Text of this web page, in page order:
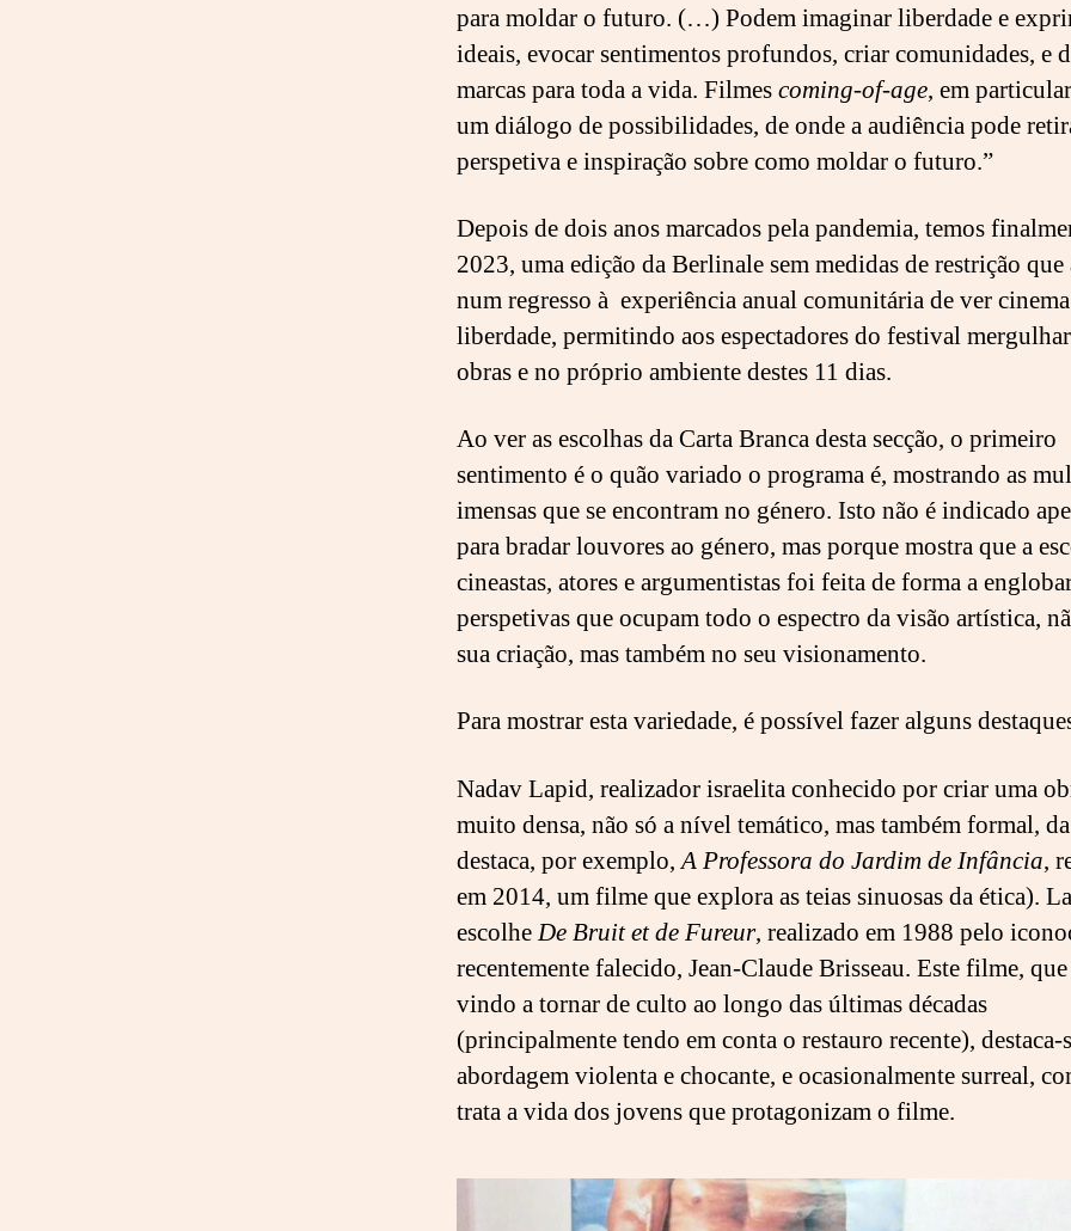
para moldar o futuro. (…) Podem imaginar liberdade e
ideais, evocar sentimentos profundos, criar comunidades, e
marcas para toda a vida. Filmescoming-of-age, em
um diálogo de possibilidades, de onde a audiência pode
perspetiva e inspiração sobre como moldar o futuro.”
Depois de dois anos marcados pela pandemia, temos
2023, uma edição da Berlinale sem medidas de restrição que
num regresso à experiência anual comunitária de ver
liberdade, permitindo aos espectadores do festival
obras e no próprio ambiente destes 11 dias.
Ao ver as escolhas da Carta Branca desta secção, o primeiro
sentimento é o quão variado o programa é, mostrando as
imensas que se encontram no género. Isto não é indicado
para bradar louvores ao género, mas porque mostra que a
cineastas, atores e argumentistas foi feita de forma a
perspetivas que ocupam todo o espectro da visão artística,
sua criação, mas também no seu visionamento.
Para mostrar esta variedade, é possível fazer alguns
Nadav Lapid, realizador israelita conhecido por criar uma
muito densa, não só a nível temático, mas também formal,
destaca, por exemplo,A Professora do Jardim de Infância,
em 2014, um filme que explora as teias sinuosas da ética).
escolheDe Bruit et de Fureur, realizado em 1988 pelo
recentemente falecido, Jean-Claude Brisseau. Este filme,
vindo a tornar de culto ao longo das últimas décadas
(principalmente tendo em conta o restauro recente), destaca-
abordagem violenta e chocante, e ocasionalmente surreal,
trata a vida dos jovens que protagonizam o filme.